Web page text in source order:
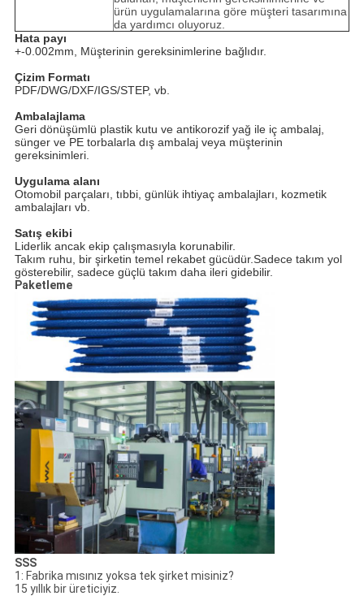
ürün uygulamalarına göre müşteri tasarımına
da yardımcı oluyoruz.
Hata payı
+-0.002mm, Müşterinin gereksinimlerine bağlıdır.
Çizim Formatı
PDF/DWG/DXF/IGS/STEP, vb.
Ambalajlama
Geri dönüşümlü plastik kutu ve antikorozif yağ ile iç ambalaj,
sünger ve PE torbalarla dış ambalaj veya müşterinin
gereksinimleri.
Uygulama alanı
Otomobil parçaları, tıbbi, günlük ihtiyaç ambalajları, kozmetik
ambalajları vb.
Satış ekibi
Liderlik ancak ekip çalışmasıyla korunabilir.
Takım ruhu, bir şirketin temel rekabet gücüdür.Sadece takım yol
gösterebilir, sadece güçlü takım daha ileri gidebilir.
Paketleme
SSS
1: Fabrika mısınız yoksa tek şirket misiniz?
15 yıllık bir üreticiyiz.